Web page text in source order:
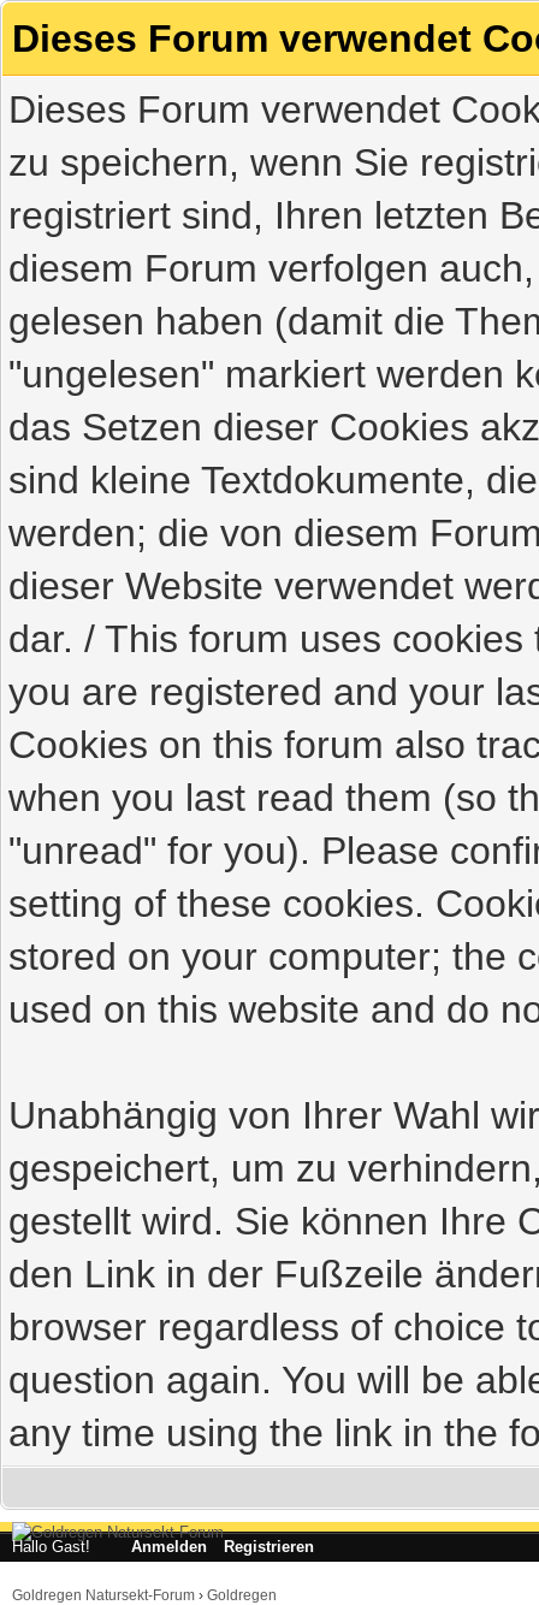
Dieses Forum verwendet
Dieses Forum verwendet
zu speichern, wenn Sie
registriert sind, Ihren letzten
diesem Forum verfolgen
gelesen haben (damit die
"ungelesen" markiert werden
das Setzen dieser Cookies
sind kleine Textdokumente,
werden; die von diesem
dieser Website verwendet
dar. / This forum uses
you are registered and your
Cookies on this forum also
when you last read them (so
"unread" for you). Please
setting of these cookies.
stored on your computer; the
used on this website and do
Unabhängig von Ihrer Wahl
gespeichert, um zu
gestellt wird. Sie können Ihre
den Link in der Fußzeile
browser regardless of choice
question again. You will be
any time using the link in the
Hallo Gast! Anmelden Registrieren
Goldregen Natursekt-Forum › Goldregen